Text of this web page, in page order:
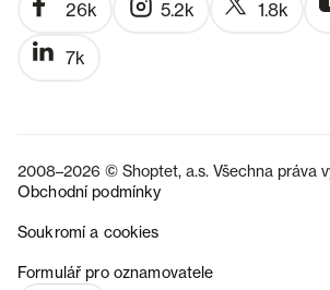
26k 5.2k 1.8k
7k
2008–2026 © Shoptet, a.s. Všechna práva
Obchodní podmínky
Soukromí a cookies
Formulář pro oznamovatele